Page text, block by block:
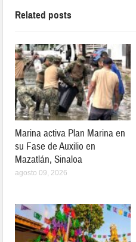
Related posts
Marina activa Plan Marina en
su Fase de Auxilio en
Mazatlán, Sinaloa
agosto 09, 2026